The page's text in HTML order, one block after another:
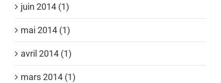
juin 2014 (1)
mai 2014 (1)
avril 2014 (1)
mars 2014 (1)